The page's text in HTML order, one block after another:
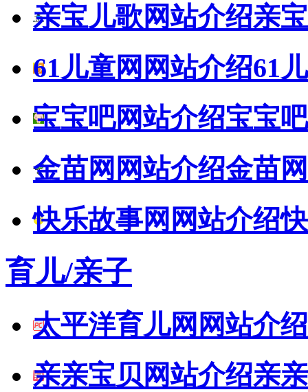
亲宝儿歌网站介绍亲
61儿童网网站介绍61
宝宝吧网站介绍宝宝吧
金苗网网站介绍金苗网
快乐故事网网站介绍
育儿/亲子
太平洋育儿网网站介绍
亲亲宝贝网站介绍亲